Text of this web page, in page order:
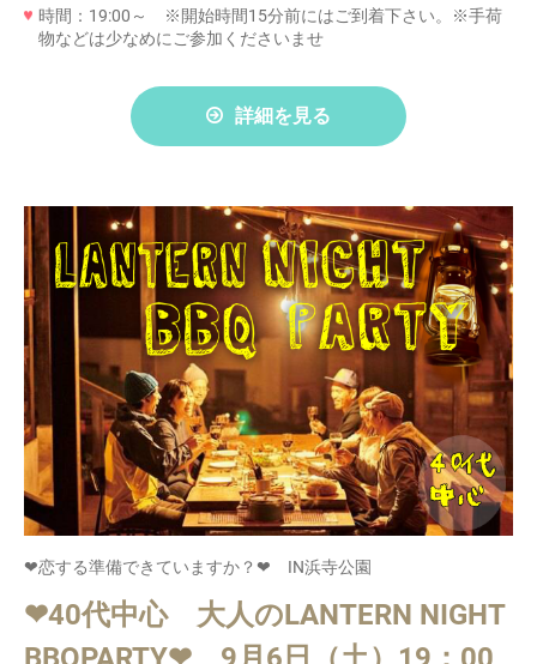
時間：19:00～ ※開始時間15分前にはご到着下さい。※手荷
物などは少なめにご参加くださいませ
詳細を見る
❤恋する準備できていますか？❤ IN浜寺公園
❤40代中心 大人のLANTERN NIGHT